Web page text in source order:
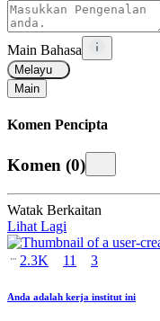
Main Bahasa
Melayu
Main
Komen Pencipta
Komen (0)
Watak Berkaitan
Lihat Lagi
2.3K 11 3
Anda adalah kerja institut ini